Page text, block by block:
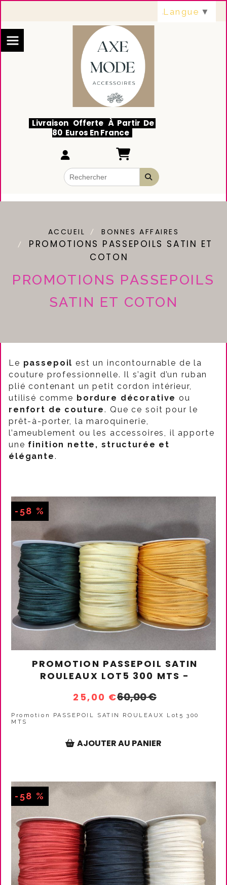
Livraison Offerte À Partir De
80 Euros En France
ACCUEIL BONNES AFFAIRES
PROMOTIONS PASSEPOILS SATIN ET
COTON
PROMOTIONS PASSEPOILS
SATIN ET COTON
Le passepoil est un incontournable de la
couture professionnelle. Il s’agit d’un ruban
plié contenant un petit cordon intérieur,
utilisé comme bordure décorative ou
renfort de couture. Que ce soit pour le
prêt-à-porter, la maroquinerie,
l’ameublement ou les accessoires, il apporte
une finition nette, structurée et
élégante.
-58 %
PROMOTION PASSEPOIL SATIN
ROULEAUX LOT5 300 MTS -
25,00 €60,00€
Promotion PASSEPOIL SATIN ROULEAUX Lot5 300
MTS
AJOUTER AU PANIER
-58 %
Langue ▼
Panneau de gestion des cookies